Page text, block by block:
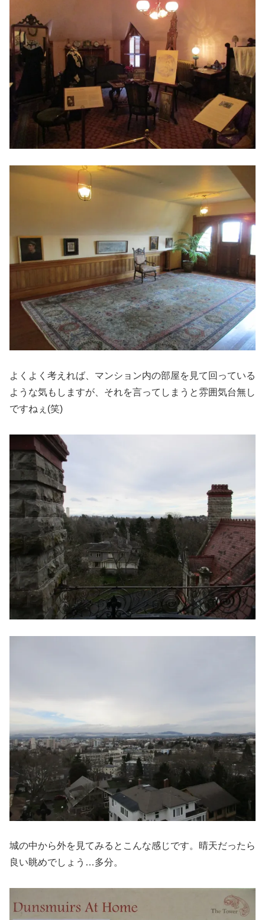
よくよく考えれば、マンション内の部屋を見て回っている
ような気もしますが、それを言ってしまうと雰囲気台無し
ですねぇ(笑)
城の中から外を見てみるとこんな感じです。晴天だったら
良い眺めでしょう…多分。